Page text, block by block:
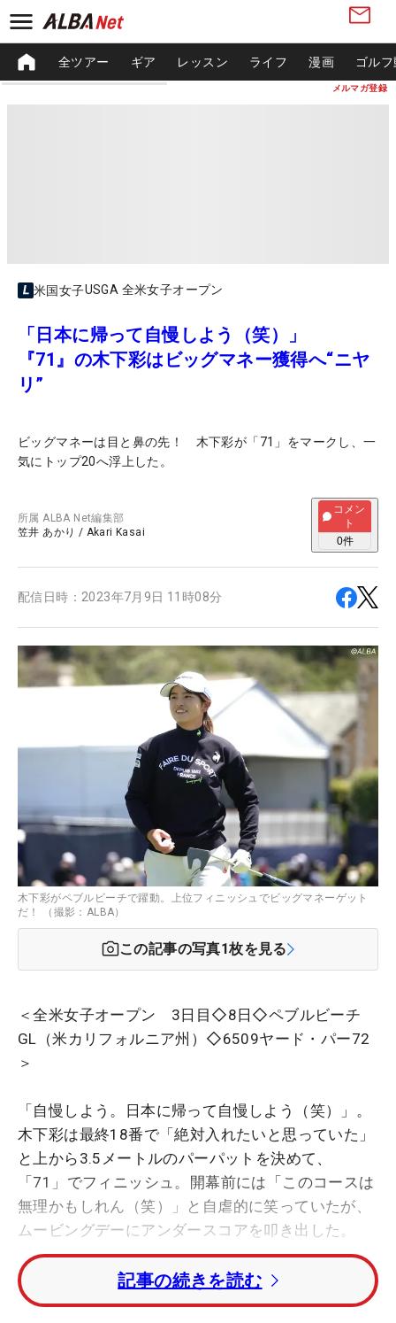
メルマガ登録
全ツアー ギア レッスン ライフ 漫画 ゴル
米国女子USGA 全米女子オープン
「日本に帰って自慢しよう（笑）」
『71』の木下彩はビッグマネー獲得へ“ニヤ
リ”
ビッグマネーは目と鼻の先！ 木下彩が「71」をマークし、一
気にトップ20へ浮上した。
所属ALBA Net編集部
笠井 あかり / Akari Kasai
コメン
ト
0件
配信日時： 2023年7月9日 11時08分
木下彩がペブルビーチで躍動。上位フィニッシュでビッグマネーゲット
だ！ （撮影：ALBA）
この記事の写真1枚を見る
＜全米女子オープン 3日目◇8日◇ペブルビーチ
GL（米カリフォルニア州）◇6509ヤード・パー72
＞
「自慢しよう。日本に帰って自慢しよう（笑）」。
木下彩は最終18番で「絶対入れたいと思っていた」
と上から3.5メートルのパーパットを決めて、
「71」でフィニッシュ。開幕前には「このコースは
無理かもしれん（笑）」と自虐的に笑っていたが、
ムービングデーにアンダースコアを叩き出した。
「慣れたんじゃないですかね、こっちに。ショット
が良くなってきたので、そのぶんです（笑）。やっ
記事の続きを読む